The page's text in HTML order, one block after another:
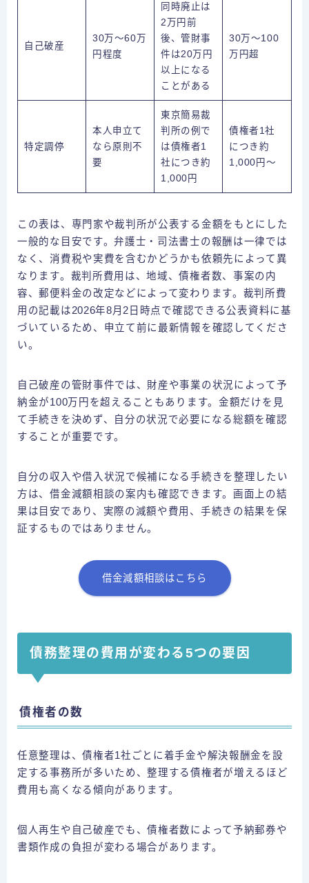
自己破産
30万〜60万
円程度
同時廃止は
2万円前
後、管財事
件は20万円
以上になる
ことがある
30万〜100
万円超
特定調停
本人申立て
なら原則不
要
東京簡易裁
判所の例で
は債権者1
社につき約
1,000円
債権者1社
につき約
1,000円〜
この表は、専門家や裁判所が公表する金額をもとにした
一般的な目安です。弁護士・司法書士の報酬は一律では
なく、消費税や実費を含むかどうかも依頼先によって異
なります。裁判所費用は、地域、債権者数、事案の内
容、郵便料金の改定などによって変わります。裁判所費
用の記載は2026年8月2日時点で確認できる公表資料に基
づいているため、申立て前に最新情報を確認してくださ
い。
自己破産の管財事件では、財産や事業の状況によって予
納金が100万円を超えることもあります。金額だけを見
て手続きを決めず、自分の状況で必要になる総額を確認
することが重要です。
自分の収入や借入状況で候補になる手続きを整理したい
方は、借金減額相談の案内も確認できます。画面上の結
果は目安であり、実際の減額や費用、手続きの結果を保
証するものではありません。
借金減額相談はこちら
債務整理の費用が変わる5つの要因
債権者の数
任意整理は、債権者1社ごとに着手金や解決報酬金を設
定する事務所が多いため、整理する債権者が増えるほど
費用も高くなる傾向があります。
個人再生や自己破産でも、債権者数によって予納郵券や
書類作成の負担が変わる場合があります。